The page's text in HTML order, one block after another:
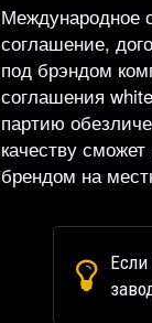
Международное
соглашение,
под брэндом
соглашения
партию
качеству
брендом на
Если